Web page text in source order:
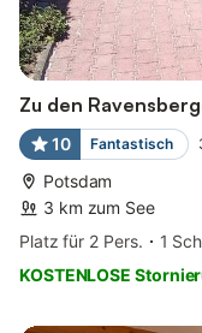
Zu den
10 Fantastisch
Potsdam
3 km zum See
Platz für 2 Pers.
1
KOSTENLOSE